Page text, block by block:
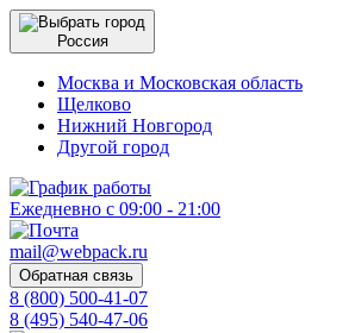
Россия
Москва и Московская область
Щелково
Нижний Новгород
Другой город
Ежедневно с 09:00 - 21:00
mail@webpack.ru
Обратная связь
8 (800) 500-41-07
8 (495) 540-47-06